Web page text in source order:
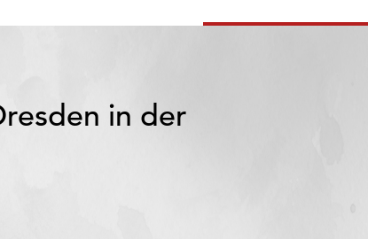
in der